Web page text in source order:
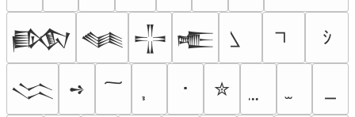
𒁃 𒈝 𒋲 𒍫 ｼ
𒈱 ➺ ･ ✮